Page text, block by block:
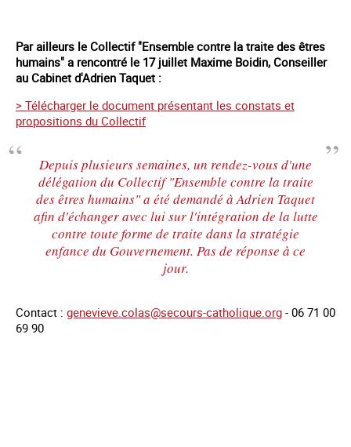
Par ailleurs le Collectif "Ensemble contre la traite des êtres
humains" a rencontré le 17 juillet Maxime Boidin, Conseiller
au Cabinet d'Adrien Taquet :
> Télécharger le document présentant les constats et
propositions du Collectif
Depuis plusieurs semaines, un rendez-vous d'une
délégation du Collectif "Ensemble contre la traite
des êtres humains" a été demandé à Adrien Taquet
afin d'échanger avec lui sur l'intégration de la lutte
contre toute forme de traite dans la stratégie
enfance du Gouvernement. Pas de réponse à ce
jour.
Contact : genevieve.colas@secours-catholique.org - 06 71 00
69 90